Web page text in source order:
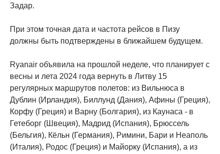
Задар.
При этом точная дата и частота рейсов в Пизу
должны быть подтверждены в ближайшем будущем.
Ryanair объявила на прошлой неделе, что планирует с
весны и лета 2024 года вернуть в Литву 15
регулярных маршрутов полетов: из Вильнюса в
Дублин (Ирландия), Биллунд (Дания), Афины (Греция),
Корфу (Греция) и Варну (Болгария), из Каунаса - в
Гетеборг (Швеция), Мадрид (Испания), Брюссель
(Бельгия), Кёльн (Германия), Римини, Бари и Неаполь
(Италия), Родос (Греция) и Майорку (Испания), а из